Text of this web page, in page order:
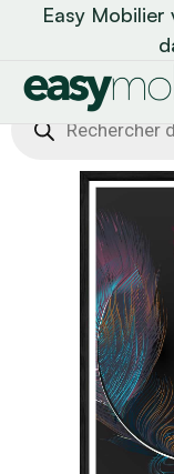
Easy Mobilier
Recherche
de